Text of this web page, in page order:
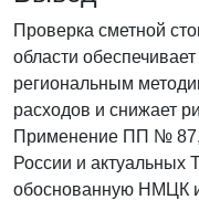
Проверка сметной
области
региональным
расходов и снижает
Применение ПП №
России и актуальных
обоснованную НМЦК